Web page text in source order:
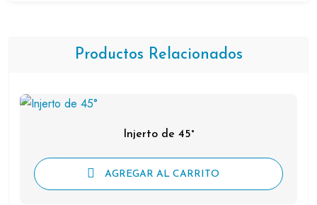
Productos Relacionados
Injerto de 45°
AGREGAR AL CARRITO